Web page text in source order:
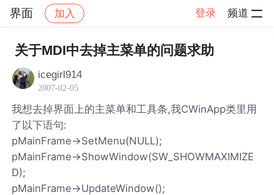
界面 加入 登录 频道
社区 界面 帖子详情
关于MDI中去掉主菜单的问题求助
icegirl914
2007-02-05
我想去掉界面上的主菜单和工具条,我CWinApp类里用
了以下语句:
pMainFrame->SetMenu(NULL);
pMainFrame->ShowWindow(SW_SHOWMAXIMIZE
D);
pMainFrame->UpdateWindow();